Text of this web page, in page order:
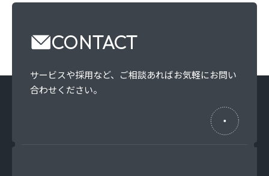
CONTACT
サービスや採用など、 ご相談あればお気軽にお問い
合わせください。